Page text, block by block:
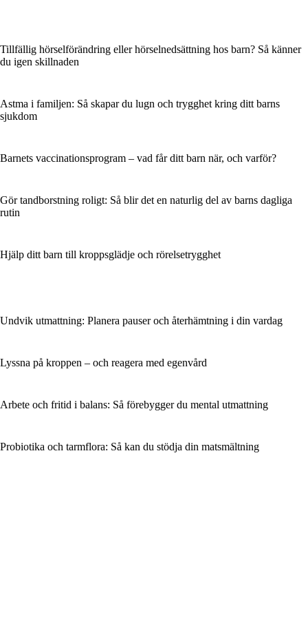
Tillfällig hörselförändring eller hörselnedsättning hos barn? Så känner
du igen skillnaden
Astma i familjen: Så skapar du lugn och trygghet kring ditt barns
sjukdom
Barnets vaccinationsprogram – vad får ditt barn när, och varför?
Gör tandborstning roligt: Så blir det en naturlig del av barns dagliga
rutin
Hjälp ditt barn till kropps­glädje och rörelsetrygghet
Undvik utmattning: Planera pauser och återhämtning i din vardag
Lyssna på kroppen – och reagera med egenvård
Arbete och fritid i balans: Så förebygger du mental utmattning
Probiotika och tarmflora: Så kan du stödja din matsmältning